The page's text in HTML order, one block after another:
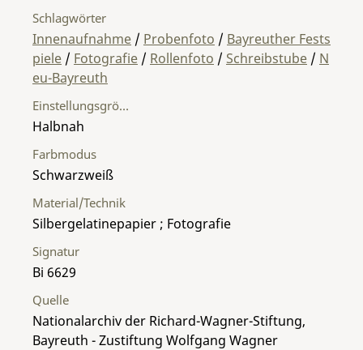
Material/Technik
Silbergelatinepapier ; Fotografie
Einstellungsgröße
Halbnah
Farbmodus
Schwarzweiß
Signatur
Bi 6629
Quelle
Nationalarchiv der Richard-Wagner-Stiftung,
Bayreuth - Zustiftung Wolfgang Wagner
Schlagwörter
Innenaufnahme / Probenfoto / Bayreuther Fests
piele / Fotografie / Rollenfoto / Schreibstube / N
eu-Bayreuth